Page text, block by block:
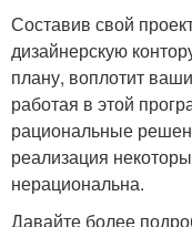
Составив свой
дизайнерскую
плану, воплотит
работая в этой
рациональные
реализация
нерациональна.
Давайте более